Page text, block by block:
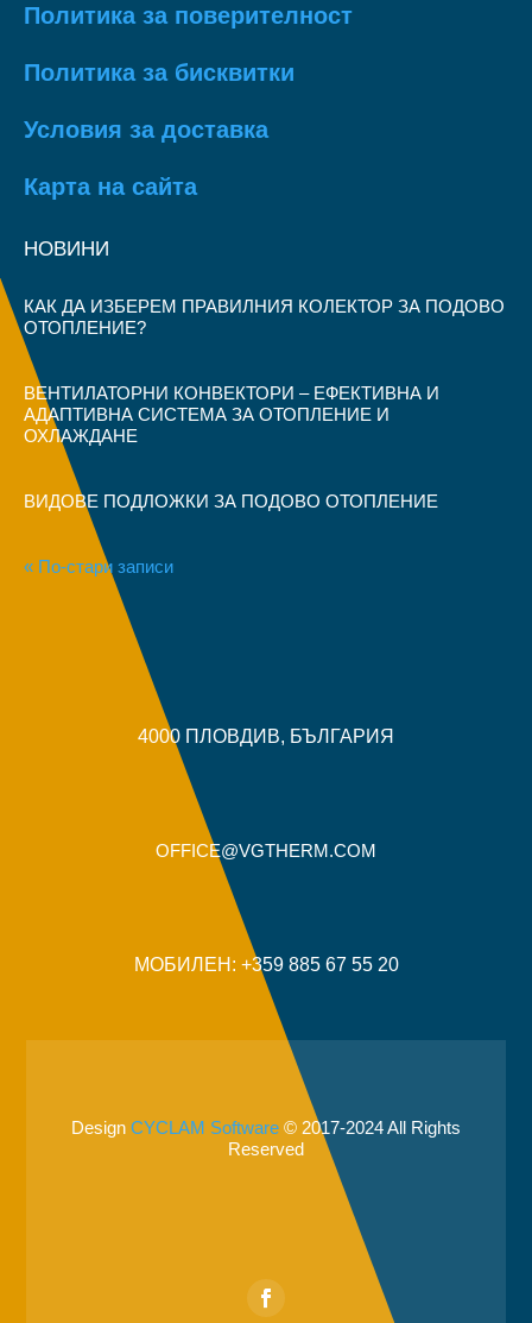
Политика за поверителност
Политика за бисквитки
Условия за доставка
Карта на сайта
НОВИНИ
КАК ДА ИЗБЕРЕМ ПРАВИЛНИЯ КОЛЕКТОР ЗА ПОДОВО
ОТОПЛЕНИЕ?
ВЕНТИЛАТОРНИ КОНВЕКТОРИ – ЕФЕКТИВНА И
АДАПТИВНА СИСТЕМА ЗА ОТОПЛЕНИЕ И
ОХЛАЖДАНЕ
ВИДОВЕ ПОДЛОЖКИ ЗА ПОДОВО ОТОПЛЕНИЕ
« По-стари записи
4000 ПЛОВДИВ, БЪЛГАРИЯ
OFFICE@VGTHERM.COM
МОБИЛЕН: +359 885 67 55 20
Design CYCLAM Software © 2017-2024 All Rights
Reserved